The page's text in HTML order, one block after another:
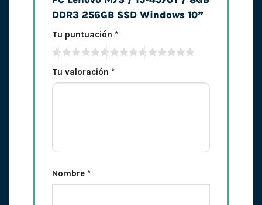
DDR3 256GB SSD Windows 10”
Tu puntuación *
Tu valoración *
Nombre *